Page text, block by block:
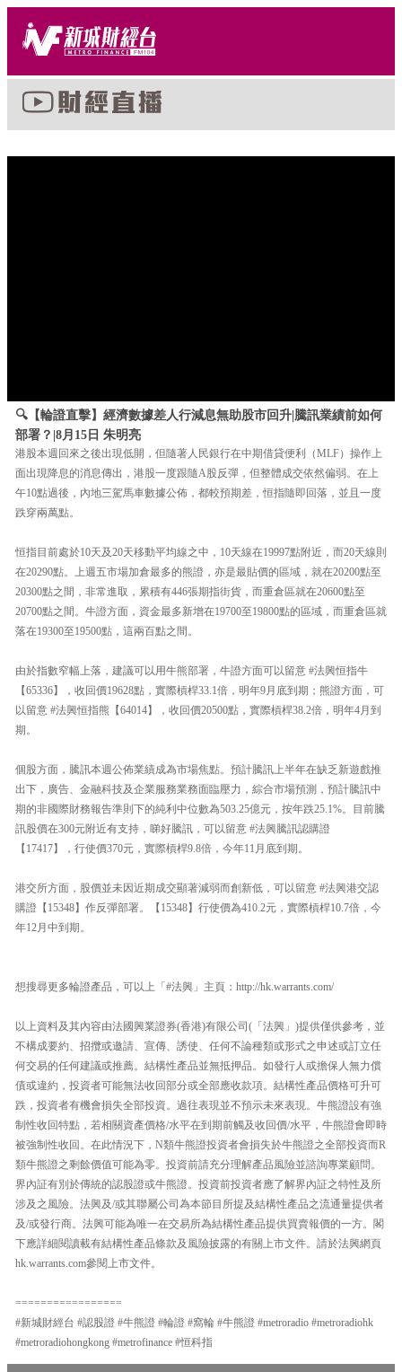
🔍【輪證直擊】經濟數據差人行減息無助股市回升|騰訊業績前如何
部署？|8月15日 朱明亮
港股本週回來之後出現低開，但隨著人民銀行在中期借貸便利（MLF）操作上
面出現降息的消息傳出，港股一度跟隨A股反彈，但整體成交依然偏弱。在上
午10點過後，內地三駕馬車數據公佈，都較預期差，恒指隨即回落，並且一度
跌穿兩萬點。
恒指目前處於10天及20天移動平均線之中，10天線在19997點附近，而20天線則
在20290點。上週五市場加倉最多的熊證，亦是最貼價的區域，就在20200點至
20300點之間，非常進取，累積有446張期指街貨，而重倉區就在20600點至
20700點之間。牛證方面，資金最多新增在19700至19800點的區域，而重倉區就
落在19300至19500點，這兩百點之間。
由於指數窄幅上落，建議可以用牛熊部署，牛證方面可以留意 #法興恒指牛
【65336】，收回價19628點，實際槓桿33.1倍，明年9月底到期；熊證方面，可
以留意 #法興恒指熊【64014】，收回價20500點，實際槓桿38.2倍，明年4月到
期。
個股方面，騰訊本週公佈業績成為市場焦點。預計騰訊上半年在缺乏新遊戲推
出下，廣告、金融科技及企業服務業務面臨壓力，綜合市場預測，預計騰訊中
期的非國際財務報告準則下的純利中位數為503.25億元，按年跌25.1%。目前騰
訊股價在300元附近有支持，睇好騰訊，可以留意 #法興騰訊認購證
【17417】，行使價370元，實際槓桿9.8倍，今年11月底到期。
港交所方面，股價並未因近期成交顯著減弱而創新低，可以留意 #法興港交認
購證【15348】作反彈部署。【15348】行使價為410.2元，實際槓桿10.7倍，今
年12月中到期。
想搜尋更多輪證產品，可以上「#法興」主頁：http://hk.warrants.com/
以上資料及其內容由法國興業證券(香港)有限公司(「法興」)提供僅供參考，並
不構成要約、招攬或邀請、宣傳、誘使、任何不論種類或形式之申述或訂立任
何交易的任何建議或推薦。結構性產品並無抵押品。如發行人或擔保人無力償
債或違約，投資者可能無法收回部分或全部應收款項。結構性產品價格可升可
跌，投資者有機會損失全部投資。過往表現並不預示未來表現。牛熊證設有強
制性收回特點，若相關資產價格/水平在到期前觸及收回價/水平，牛熊證會即時
被強制性收回。在此情況下，N類牛熊證投資者會損失於牛熊證之全部投資而R
類牛熊證之剩餘價值可能為零。投資前請充分理解產品風險並諮詢專業顧問。
界內証有別於傳統的認股證或牛熊證。投資前投資者應了解界內証之特性及所
涉及之風險。法興及/或其聯屬公司為本節目所提及結構性產品之流通量提供者
及/或發行商。法興可能為唯一在交易所為結構性產品提供買賣報價的一方。閣
下應詳細閱讀載有結構性產品條款及風險披露的有關上市文件。請於法興網頁
hk.warrants.com參閱上市文件。
=================
#新城財經台 #認股證 #牛熊證 #輪證 #窩輪 #牛熊證 #metroradio #metroradiohk
#metroradiohongkong #metrofinance #恒科指